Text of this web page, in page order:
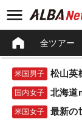
全ツアー
米国男子
国内女子 北海
米国女子 最新の